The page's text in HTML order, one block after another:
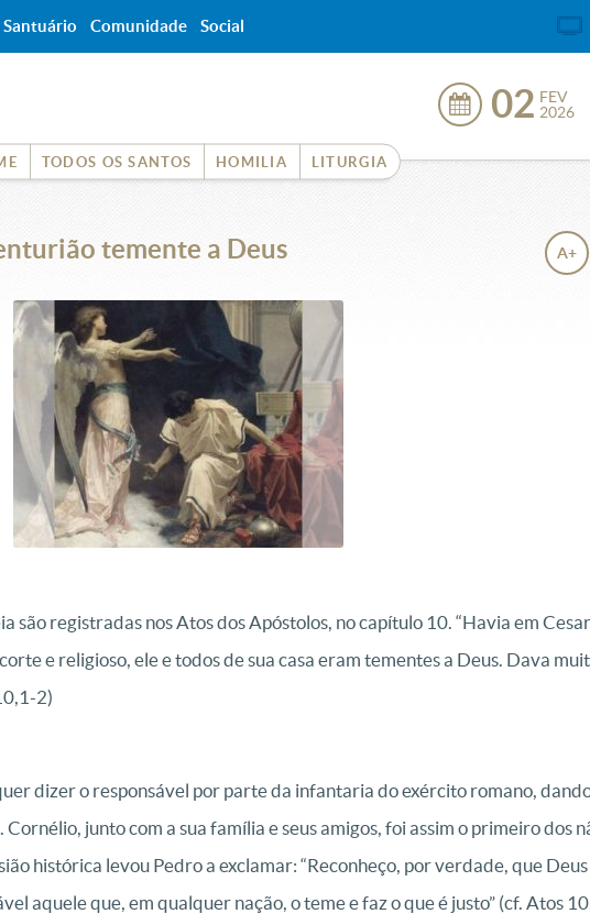
TODOS OS SANTOS HOMILIA LITURGIA
02 FEV
2026
temente a Deus A+
são registradas nos Atos dos Apóstolos, no capítulo 10. “Havia em
e religioso, ele e todos de sua casa eram tementes a Deus. Dava
2)
dizer o responsável por parte da infantaria do exército romano,
junto com a sua família e seus amigos, foi assim o primeiro dos
histórica levou Pedro a exclamar: “Reconheço, por verdade, que
aquele que, em qualquer nação, o teme e faz o que é justo” (cf. Atos
Santuário Comunidade Social